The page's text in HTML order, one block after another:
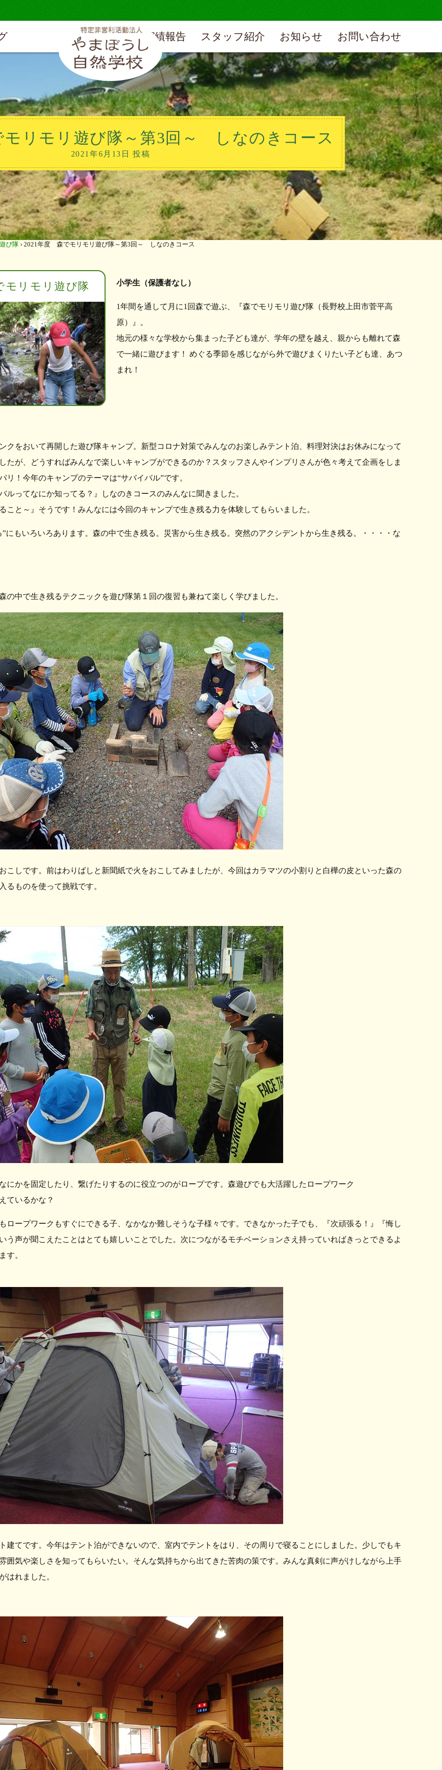
実績報告 スタッフ紹介 お知らせ お問い合わせ
リモリ遊び隊～第3回～ しなのきコース
2021年6月13日 投稿
び隊 › 2021年度 森でモリモリ遊び隊～第3回～ しなのきコース
モリモリ遊び隊 小学生（保護者なし）
1年間を通して月に1回森で遊ぶ、『森でモリモリ遊び隊（長野校上田市菅平高
原）』。
地元の様々な学校から集まった子ども達が、学年の壁を越え、親からも離れて森
で一緒に遊びます！ めぐる季節を感じながら外で遊びまくりたい子ども達、あつ
まれ！
クをおいて再開した遊び隊キャンプ。新型コロナ対策でみんなのお楽しみテント泊、料理対決はお休みになって
たが、どうすればみんなで楽しいキャンプができるのか？スタッフさんやインプリさんが色々考えて企画をしま
リ！今年のキャンプのテーマは“サバイバル”です。
ルってなにか知ってる？』しなのきコースのみんなに聞きました。
こと～』そうです！みんなには今回のキャンプで生き残る力を体験してもらいました。
”にもいろいろあります。森の中で生き残る。災害から生き残る。突然のアクシデントから生き残る。・・・・な
の中で生き残るテクニックを遊び隊第１回の復習も兼ねて楽しく学びました。
こしです。前はわりばしと新聞紙で火をおこしてみましたが、今回はカラマツの小割りと白樺の皮といった森の
るものを使って挑戦です。
にかを固定したり、繋げたりするのに役立つのがロープです。森遊びでも大活躍したロープワーク
ているかな？
ロープワークもすぐにできる子、なかなか難しそうな子様々です。できなかった子でも、『次頑張る！』『悔し
う声が聞こえたことはとても嬉しいことでした。次につながるモチベーションさえ持っていればきっとできるよ
す。
建てです。今年はテント泊ができないので、室内でテントをはり、その周りで寝ることにしました。少しでもキ
囲気や楽しさを知ってもらいたい。そんな気持ちから出てきた苦肉の策です。みんな真剣に声がけしながら上手
はれました。